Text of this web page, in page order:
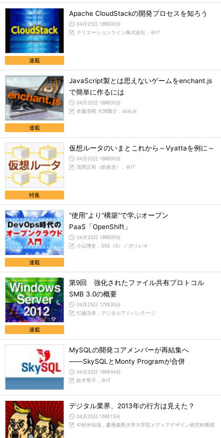
連載
Apache CloudStackの開発プロセスを知ろう
04月25日 18時00分
クリエーションライン株式会社，＠IT
連載
JavaScript製とは思えないゲームをenchant.js
で簡単に作るには
04月25日 18時00分
佐藤浩昭 大関隆介，ゆめみ
特集
仮想ルータのいまとこれから～Vyattaを例に～
04月25日 18時00分
浅間正和（銀座堂），＠IT
連載
“使用”より“構築”で学ぶオープン
PaaS「OpenShift」
04月25日 18時00分
小山博史，SSS（G）／ガリレオ
連載
第9回 強化されたファイル共有プロトコル
SMB 3.0の概要
04月25日 17時30分
打越浩幸，デジタルアドバンテージ
MySQLの開発コアメンバーが再結集へ
――SkySQLとMonty Programが合併
04月25日 16時44分
鈴木聖子，＠IT
デジタル業界、2013年の行方は見えた？
04月25日 15時13分
中村伊知哉，慶應義塾大学大学院メディアデザイン研究科教授